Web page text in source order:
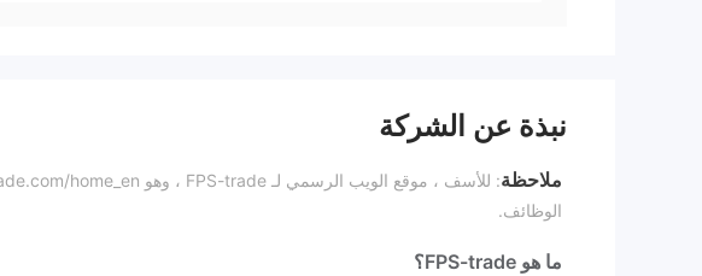
نبذة عن الشركة
ملاحظة
الوظائف.
ما هو FPS-trade؟